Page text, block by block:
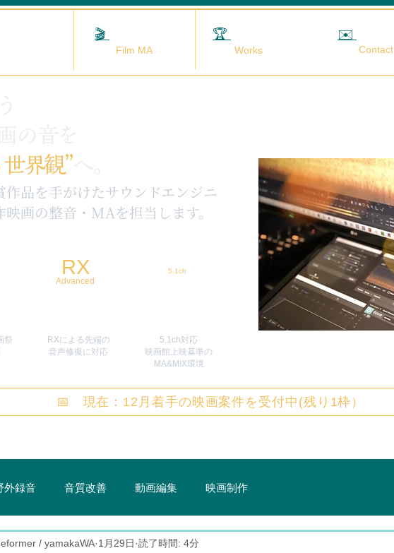
🎬 🏆 ✉️
Contact
Film MA Works
界観”へ。
作品を手がけたサウンドエンジニ
画の整音・MAを担当します。
RX
Advanced
5.1ch
祭
RXによる先端の
​音声修復に対応
5.1ch対応
映画館上映基準の
MA&MIX環境
📅 現在：12月着手の映画案件を受付中(残り1枠）
外録音 音質改善 動画編集 映画制作
/ yamakaWA 1月29日 読了時間: 4分